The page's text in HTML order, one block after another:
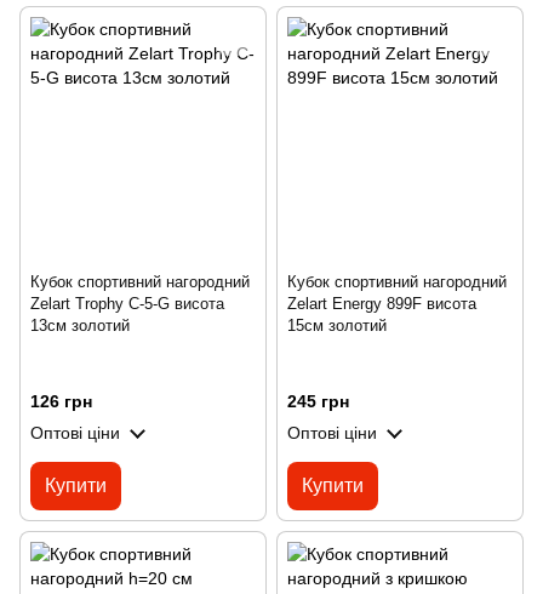
Кубок спортивний нагородний
Zelart Trophy C-5-G висота
13см золотий
126 грн
Оптові ціни
Купити
Кубок спортивний нагородний
Zelart Energy 899F висота
15см золотий
245 грн
Оптові ціни
Купити